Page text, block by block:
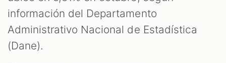
información del Departamento
Administrativo Nacional de Estadística
(Dane).